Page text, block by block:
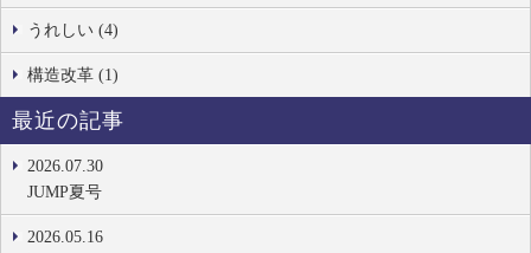
うれしい (4)
構造改革 (1)
最近の記事
2026.07.30
JUMP夏号
2026.05.16